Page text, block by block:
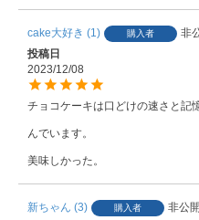
cake大好き 1 購入者
非
投稿日
2023/12/08
チョコケーキは口どけの速さと記
んでいます。
美味しかった。
新ちゃん 3 購入者
非公開